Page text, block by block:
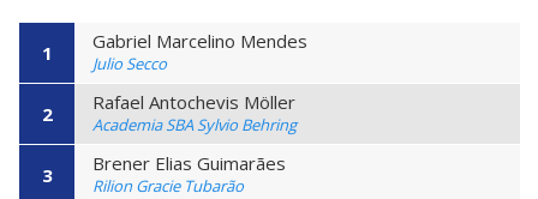
1 Gabriel Marcelino Mendes
Julio Secco
2 Rafael Antochevis Möller
Academia SBA Sylvio Behring
3 Brener Elias Guimarães
Rilion Gracie Tubarão